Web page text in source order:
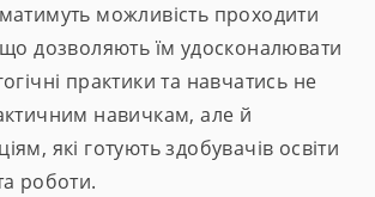
можливість проходити
дозволяють їм удосконалювати
практики та навчатись не
навичкам, але й
які готують здобувачів освіти
роботи.